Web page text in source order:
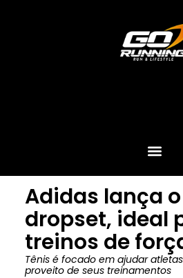
Adidas lança
dropset, ideal
treinos de
Tênis é focado em ajudar
proveito de seus treinamentos